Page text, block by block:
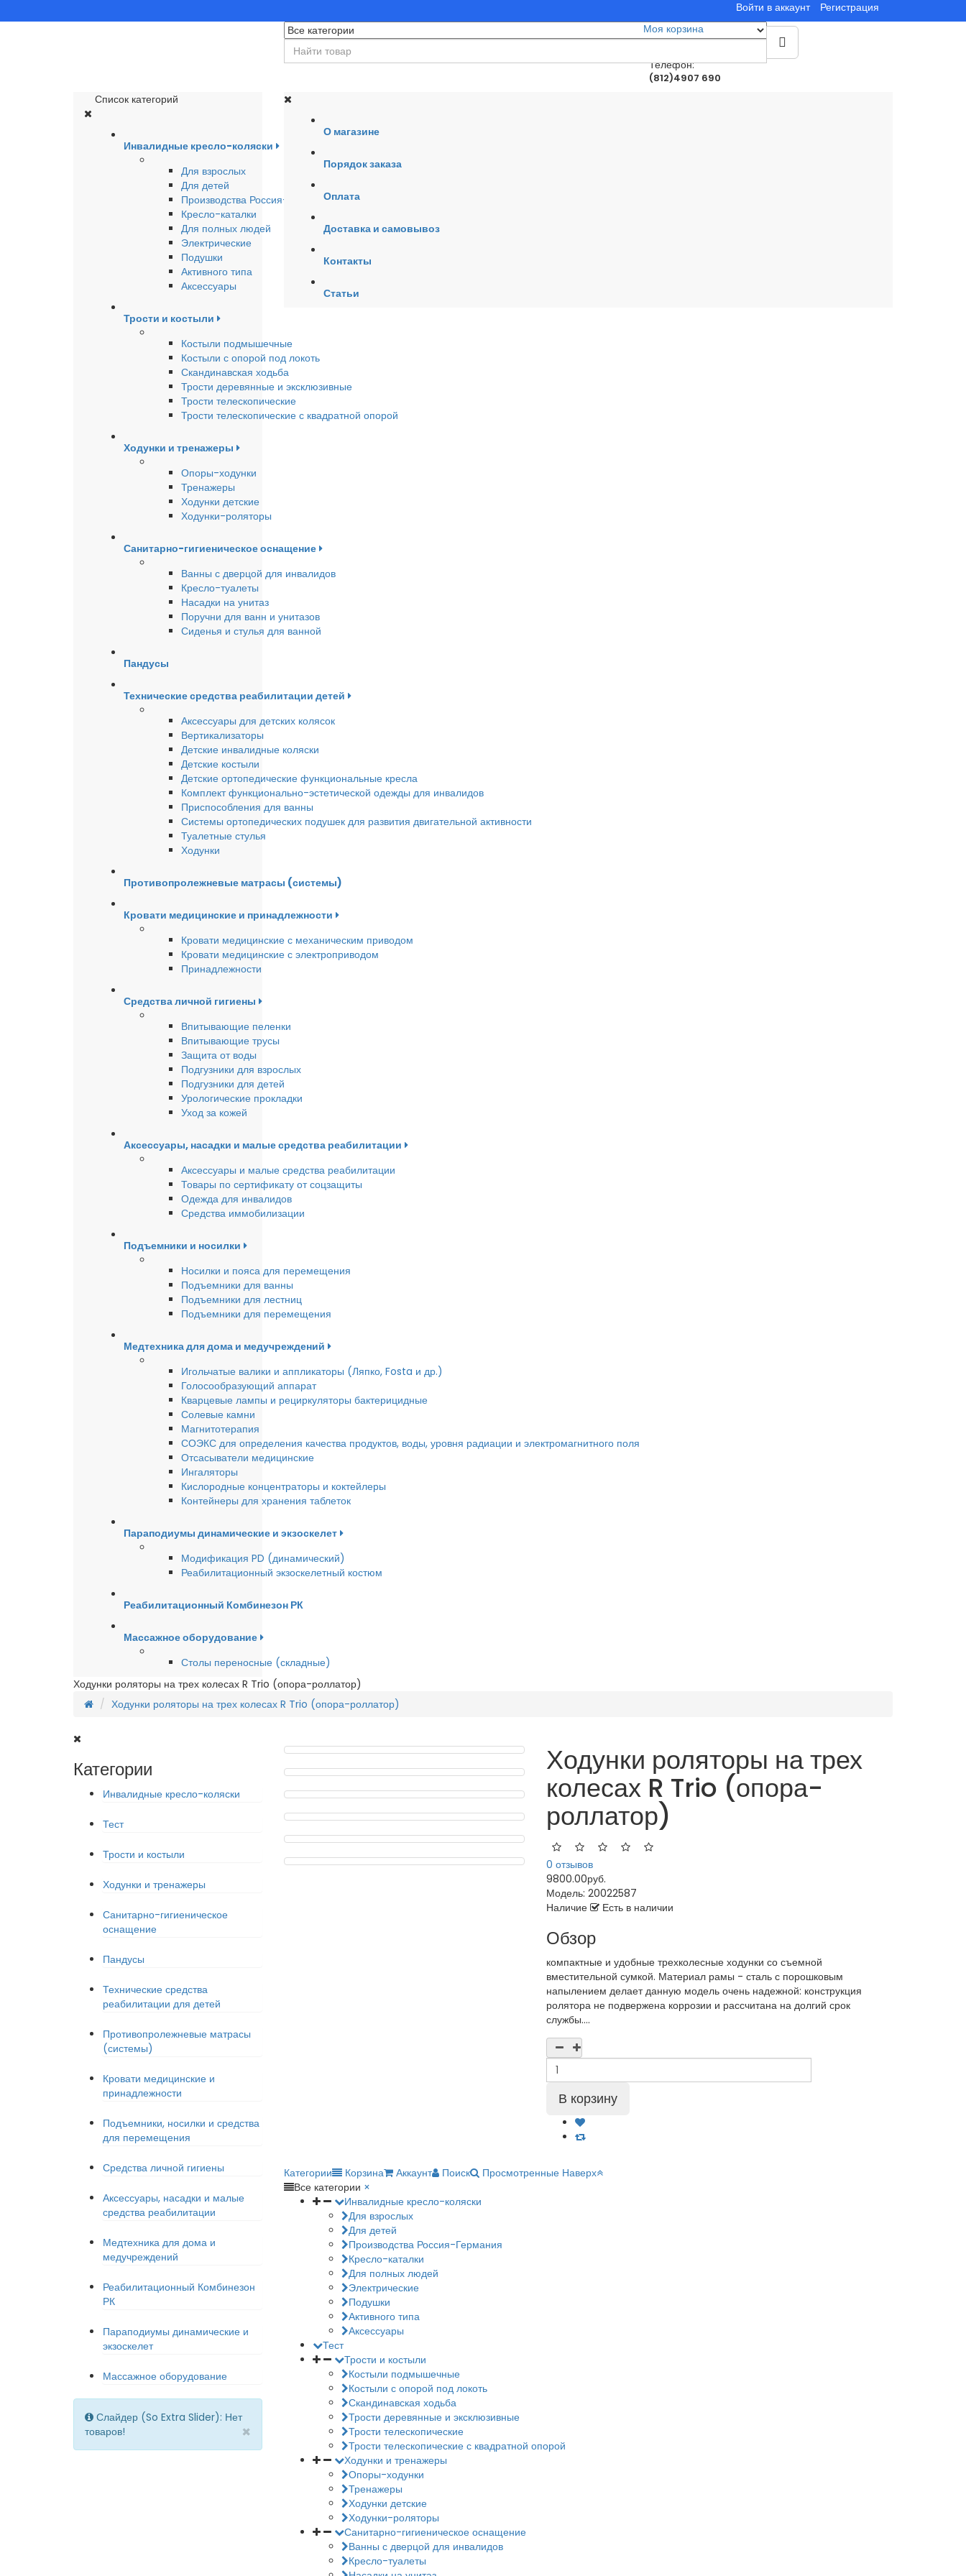
Войти в аккаунт
Регистрация
Моя корзина
Телефон:
(812)4907 690
Список категорий
Инвалидные кресло-коляски
Для взрослых
Для детей
Производства Россия-Германия
Кресло-каталки
Для полных людей
Электрические
Подушки
Активного типа
Аксессуары
Трости и костыли
Костыли подмышечные
Костыли с опорой под локоть
Скандинавская ходьба
Трости деревянные и эксклюзивные
Трости телескопические
Трости телескопические с квадратной опорой
Ходунки и тренажеры
Опоры-ходунки
Тренажеры
Ходунки детские
Ходунки-роляторы
Санитарно-гигиеническое оснащение
Ванны с дверцой для инвалидов
Кресло-туалеты
Насадки на унитаз
Поручни для ванн и унитазов
Сиденья и стулья для ванной
Пандусы
Технические средства реабилитации детей
Аксессуары для детских колясок
Вертикализаторы
Детские инвалидные коляски
Детские костыли
Детские ортопедические функциональные кресла
Комплект функционально-эстетической одежды для инвалидов
Приспособления для ванны
Системы ортопедических подушек для развития двигательной активности
Туалетные стулья
Ходунки
Противопролежневые матрасы (системы)
Кровати медицинские и принадлежности
Кровати медицинские с механическим приводом
Кровати медицинские с электроприводом
Принадлежности
Средства личной гигиены
Впитывающие пеленки
Впитывающие трусы
Защита от воды
Подгузники для взрослых
Подгузники для детей
Урологические прокладки
Уход за кожей
Аксессуары, насадки и малые средства реабилитации
Аксессуары и малые средства реабилитации
Товары по сертификату от соцзащиты
Одежда для инвалидов
Средства иммобилизации
Подъемники и носилки
Носилки и пояса для перемещения
Подъемники для ванны
Подъемники для лестниц
Подъемники для перемещения
Медтехника для дома и медучреждений
Игольчатые валики и аппликаторы (Ляпко, Fosta и др.)
Голосообразующий аппарат
Кварцевые лампы и рециркуляторы бактерицидные
Солевые камни
Магнитотерапия
СОЭКС для определения качества продуктов, воды, уровня радиации и электромагнитного поля
Отсасыватели медицинские
Ингаляторы
Кислородные концентраторы и коктейлеры
Контейнеры для хранения таблеток
Параподиумы динамические и экзоскелет
Модификация PD (динамический)
Реабилитационный экзоскелетный костюм
Реабилитационный Комбинезон РК
Массажное оборудование
Столы переносные (складные)
О магазине
Порядок заказа
Оплата
Доставка и самовывоз
Контакты
Статьи
Ходунки роляторы на трех колесах R Trio (опора-роллатор)
Ходунки роляторы на трех колесах R Trio (опора-роллатор)
Категории
Инвалидные кресло-коляски
Тест
Трости и костыли
Ходунки и тренажеры
Санитарно-гигиеническое
оснащение
Пандусы
Технические средства
реабилитации для детей
Противопролежневые матрасы
(системы)
Кровати медицинские и
принадлежности
Подъемники, носилки и средства
для перемещения
Средства личной гигиены
Аксессуары, насадки и малые
средства реабилитации
Медтехника для дома и
медучреждений
Реабилитационный Комбинезон
РК
Параподиумы динамические и
экзоскелет
Массажное оборудование
Слайдер (So Extra Slider): Нет
товаров!
×
Ходунки роляторы на трех
колесах R Trio (опора-
роллатор)
0 отзывов
9800.00руб.
Модель:20022587
Наличие
Есть в наличии
Обзор
компактные и удобные трехколесные ходунки со съемной
вместительной сумкой. Материал рамы - сталь с порошковым
напылением делает данную модель очень надежной: конструкция
ролятора не подвержена коррозии и рассчитана на долгий срок
службы....
Категории Корзина Аккаунт Поиск Просмотренные Наверх
Все категории ×
Инвалидные кресло-коляски
Для взрослых
Для детей
Производства Россия-Германия
Кресло-каталки
Для полных людей
Электрические
Подушки
Активного типа
Аксессуары
Тест
Трости и костыли
Костыли подмышечные
Костыли с опорой под локоть
Скандинавская ходьба
Трости деревянные и эксклюзивные
Трости телескопические
Трости телескопические с квадратной опорой
Ходунки и тренажеры
Опоры-ходунки
Тренажеры
Ходунки детские
Ходунки-роляторы
Санитарно-гигиеническое оснащение
Ванны с дверцой для инвалидов
Кресло-туалеты